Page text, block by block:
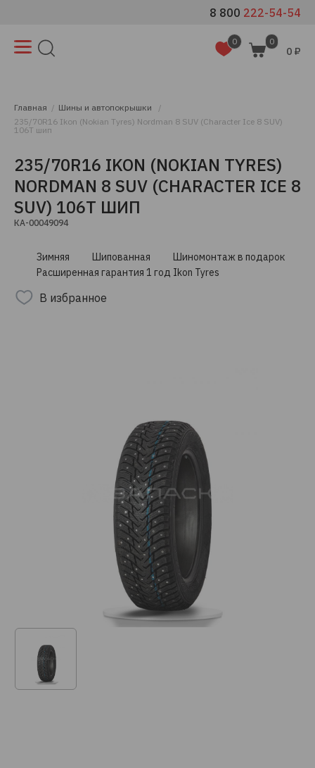
8 800 222-54-54
0 0
0 ₽
Главная
Шины и автопокрышки
235/70R16 Ikon (Nokian Tyres) Nordman 8 SUV (Character Ice 8 SUV)
106T шип
235/70R16 IKON (NOKIAN TYRES)
NORDMAN 8 SUV (CHARACTER ICE 8
SUV) 106T ШИП
КА-00049094
Зимняя Шипованная
Шиномонтаж в подарок
Расширенная гарантия 1 год Ikon Tyres
В избранное